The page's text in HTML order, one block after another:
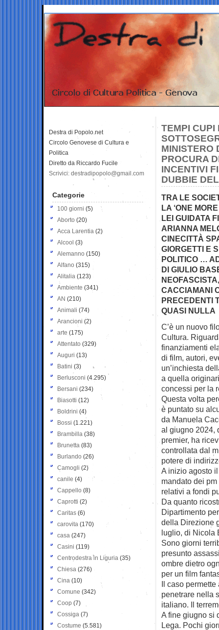
TEMPI CUPI
MINISTERO
PROCURA
INCENTIVI
DUBBIE
TRA LE
LA ‘ONE
LEI GUIDATA
ARIANNA
CINECITTÀ
GIORGETTI E
POLITICO …
DI GIULIO
CACCIAMANI
PRECEDENTI
QUASI NULLA
C’è un nuovo
Cultura.
finanziamenti
di film, autori,
un’inchiesta
a quella
concessi per la
Questa volta
è puntato su
da Manuela
al giugno 2024,
premier, ha
controllata dal
potere di
A inizio agosto
mandato dei
relativi a fondi
Da quanto
Dipartimento
della Direzione
luglio, di Nicola
Sono giorni
presunto
ombre dietro
per un film
Il caso
penetrare nella
italiano. Il
A fine giugno si
Lega. Pochi
Destra di Popolo.net
Circolo Genovese di Cultura e
Politica
Diretto da Riccardo Fucile
Scrivici: destradipopolo@gmail.com
Categorie
100 giorni (5)
Aborto (20)
Acca Larentia (2)
Alcool (3)
Alemanno (150)
Alfano (315)
Alitalia (123)
Ambiente (341)
AN (210)
Animali (74)
Arancioni (2)
arte (175)
Attentato (329)
Auguri (13)
Batini (3)
Berlusconi (4.295)
Bersani (234)
Biasotti (12)
Boldrini (4)
Bossi (1.221)
Brambilla (38)
Brunetta (83)
Burlando (26)
Camogli (2)
canile (4)
Cappello (8)
Caprotti (2)
Caritas (6)
carovita (170)
casa (247)
Casini (119)
Centrodestra in Liguria (35)
Chiesa (276)
Cina (10)
Comune (342)
Coop (7)
Cossiga (7)
Costume (5.581)